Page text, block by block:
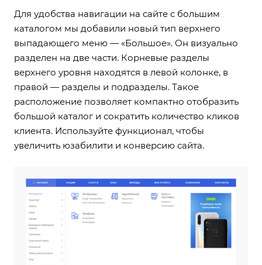
Для удобства навигации на сайте с большим
каталогом мы добавили новый тип верхнего
выпадающего меню — «Большое». Он визуально
разделен на две части. Корневые разделы
верхнего уровня находятся в левой колонке, в
правой — разделы и подразделы. Такое
расположение позволяет компактно отобразить
большой каталог и сократить количество кликов
клиента. Используйте функционал, чтобы
увеличить юзабилити и конверсию сайта.